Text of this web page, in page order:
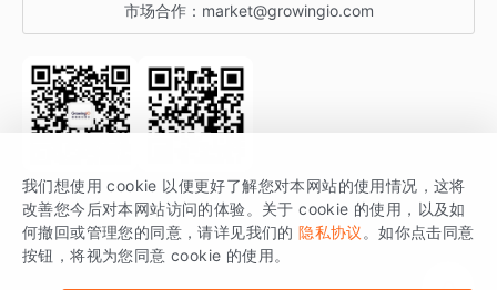
开发者文档
SDK 文档
场景指南
行业活动
市场合作： market@growingio.com
关注公众号 获取更多干货
GrowingIO 是专注于数据智能分析与增长的品牌，核心平台为 GrowingIO
分析云。
我们想使用 cookie 以便更好了解您对本网站的使用情况，这将
改善您今后对本网站访问的体验。关于 cookie 的使用，以及如
何撤回或管理您的同意，请详见我们的 隐私协议 。如你点击同意
按钮，将视为您同意 cookie 的使用。